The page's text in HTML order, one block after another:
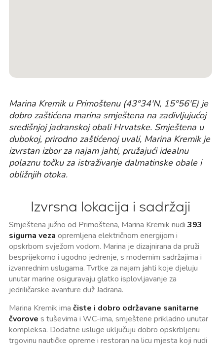
Marina Kremik u Primoštenu (43°34'N, 15°56'E) je
dobro zaštićena marina smještena na zadivljujućoj
središnjoj jadranskoj obali Hrvatske. Smještena u
dubokoj, prirodno zaštićenoj uvali, Marina Kremik je
izvrstan izbor za najam jahti, pružajući idealnu
polaznu točku za istraživanje dalmatinske obale i
obližnjih otoka.
Izvrsna lokacija i sadržaji
Smještena južno od Primoštena, Marina Kremik nudi 393
sigurna veza opremljena električnom energijom i
opskrbom svježom vodom. Marina je dizajnirana da pruži
besprijekorno i ugodno jedrenje, s modernim sadržajima i
izvanrednim uslugama. Tvrtke za najam jahti koje djeluju
unutar marine osiguravaju glatko isplovljavanje za
jedriličarske avanture duž Jadrana.
Marina Kremik ima čiste i dobro održavane sanitarne
čvorove s tuševima i WC-ima, smještene prikladno unutar
kompleksa. Dodatne usluge uključuju dobro opskrbljenu
trgovinu nautičke opreme i restoran na licu mjesta koji nudi